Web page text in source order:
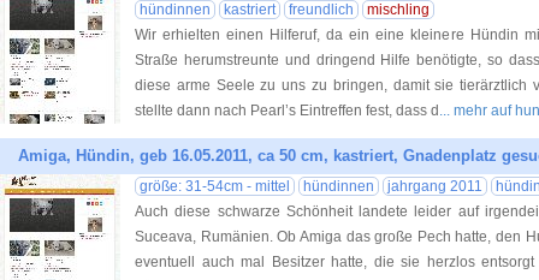
hündinnen
kastriert freundlich
mischling
Wir erhielten einen Hilferuf, da ein eine kleinere Hündin
Straße herumstreunte und dringend Hilfe benötigte, so
diese arme Seele zu uns zu bringen, damit sie tierärztlich
stellte dann nach Pearl’s Eintreffen fest, dass d ... mehr auf
Amiga, Hündin, geb 16.05.2011, ca 50 cm, kastriert, Gnadenplatz
größe: 31-54cm - mittel hündinnen jahrgang 2011
Auch diese schwarze Schönheit landete leider auf
Suceava, Rumänien. Ob Amiga das große Pech hatte, den
eventuell auch mal Besitzer hatte, die sie herzlos